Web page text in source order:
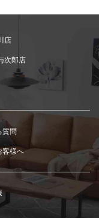
店
次郎店
質問
客様へ